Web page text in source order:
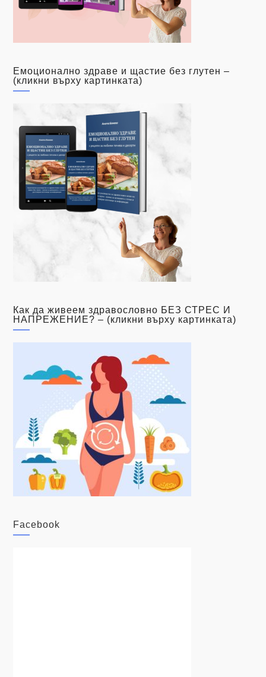
Емоционално здраве и щастие без глутен –
(кликни върху картинката)
Как да живеем здравословно БЕЗ СТРЕС И
НАПРЕЖЕНИЕ? – (кликни върху картинката)
Facebook